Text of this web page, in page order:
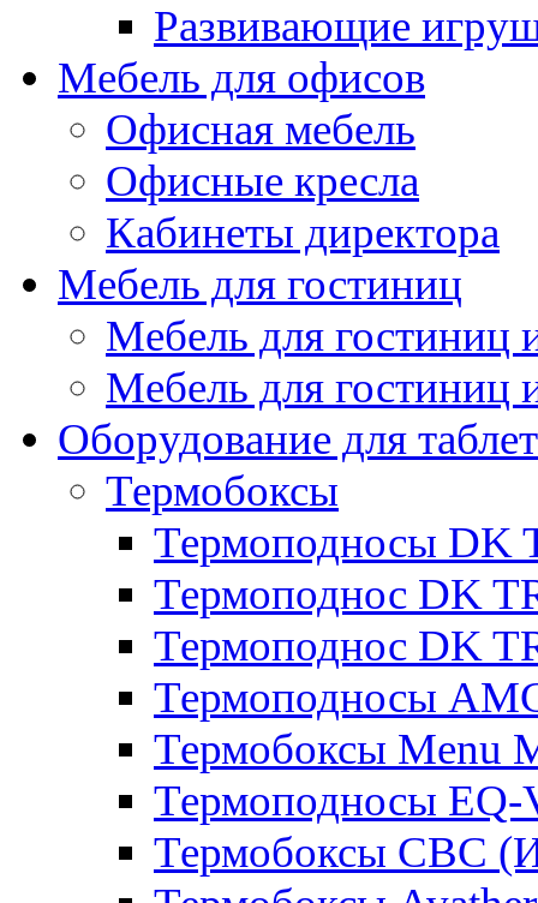
Развивающие
Мебель для офисов
Офисная мебель
Офисные кресла
Кабинеты директора
Мебель для гостиниц
Мебель для
Мебель для гостиниц
Оборудование для
Термобоксы
Термоподносы DK
Термоподнос DK
Термоподнос DK
Термоподносы
Термобоксы Menu
Термоподносы EQ-
Термобоксы CBC